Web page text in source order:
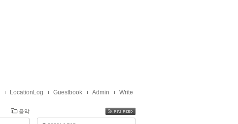
LocationLog Guestbook Admin Write
음악
FEED